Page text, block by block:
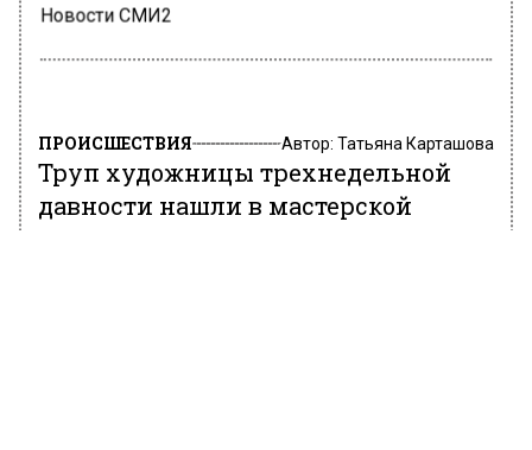
Новости СМИ2
ПРОИСШЕСТВИЯ Автор: Татьяна Карташова
Труп художницы трехнедельной
давности нашли в мастерской